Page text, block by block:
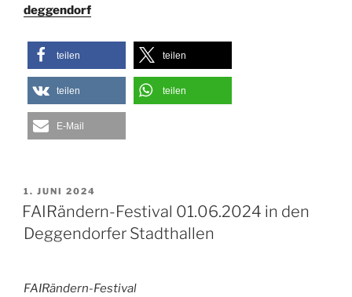
deggendorf
teilen teilen
teilen teilen
E-Mail
VERÖFFENTLICHT
AM
1. JUNI 2024
FAIRändern-Festival 01.06.2024 in den
Deggendorfer Stadthallen
FAIRändern-Festival